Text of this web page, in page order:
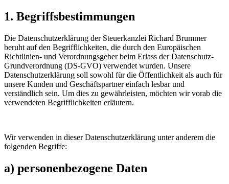
1. Begriffsbestimmungen
Die Datenschutzerklärung der Steuerkanzlei Richard Brummer
beruht auf den Begrifflichkeiten, die durch den Europäischen
Richtlinien- und Verordnungsgeber beim Erlass der Datenschutz-
Grundverordnung (DS-GVO) verwendet wurden. Unsere
Datenschutzerklärung soll sowohl für die Öffentlichkeit als auch für
unsere Kunden und Geschäftspartner einfach lesbar und
verständlich sein. Um dies zu gewährleisten, möchten wir vorab die
verwendeten Begrifflichkeiten erläutern.
Wir verwenden in dieser Datenschutzerklärung unter anderem die
folgenden Begriffe:
a) personenbezogene Daten